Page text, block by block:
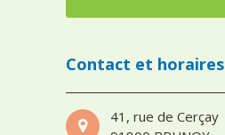
Contact et horaires
41, rue de Cerçay